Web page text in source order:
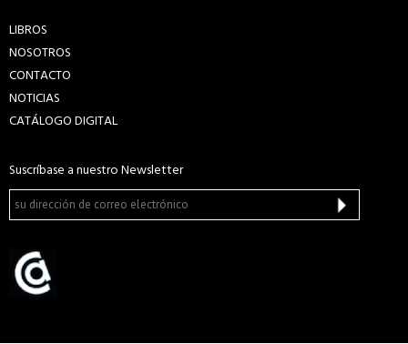
LIBROS
NOSOTROS
CONTACTO
NOTICIAS
CATÁLOGO DIGITAL
Suscríbase a nuestro Newsletter